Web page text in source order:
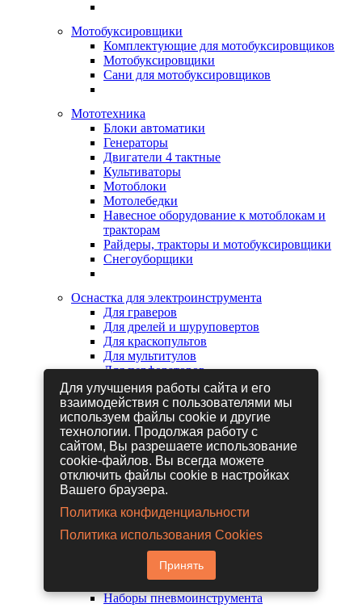
Мотобуксировщики
Комплектующие для мотобуксировщиков
Мотобуксировщики
Сани для мотобуксировщиков
Мототехника
Блоки автоматики
Генераторы
Двигатели 4 тактные
Культиваторы
Мотоблоки
Мотолебедки
Навесное оборудование к мотоблокам и
тракторам
Райдеры, тракторы и мотобуксировщики
Снегоуборщики
Оснастка для электроинструмента
Для граверов
Для дрелей и шуруповертов
Для краскопультов
Для мультитулов
Для перфораторов
Для сабельных пил
Для строительных фенов
Для фрезеров
Для шлифовальных машин
Для электрических лобзиков
Для электрических ножниц
Для электрических пил
Для электрических рубанков
Гайковерты пневматические
Дрели пневматические
Другие пневмоинструменты
Заклепочники пневматические
Наборы пневмоинструмента
Для улучшения работы сайта и его
взаимодействия с пользователями мы
используем файлы cookie и другие
технологии. Продолжая работу с
сайтом, Вы разрешаете использование
cookie-файлов. Вы всегда можете
отключить файлы cookie в настройках
Вашего браузера.
Политика конфиденциальности
Политика использования Cookies
Принять